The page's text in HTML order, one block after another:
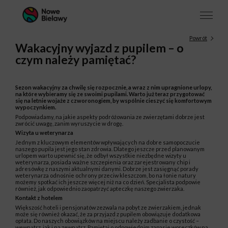
Powrót
Wakacyjny wyjazd z pupilem – o
czym należy pamiętać?
Sezon wakacyjny za chwilę się rozpocznie, a wraz z nim upragnione urlopy,
na które wybieramy się ze swoimi pupilami. Warto już teraz przygotować
się na letnie wojaże z czworonogiem, by wspólnie cieszyć się komfortowym
wypoczynkiem.
Podpowiadamy, na jakie aspekty podróżowania ze zwierzętami dobrze jest
zwrócić uwagę, zanim wyruszycie w drogę.
Wizyta u weterynarza
Jednym z kluczowym elementów wpływających na dobre samopoczucie
naszego pupila jest jego stan zdrowia. Dlatego jeszcze przed planowanym
urlopem warto upewnić się, że odbył wszystkie niezbędne wizyty u
weterynarza, posiada ważne szczepienia oraz zarejestrowany chip i
adresówkę z naszymi aktualnymi danymi. Dobrze jest zasięgnąć porady
weterynarza odnośnie ochrony przeciw kleszczom, bo na łonie natury
możemy spotkać ich jeszcze więcej niż na co dzień. Specjalista podpowie
również, jak odpowiednio zaopatrzyć apteczkę naszego zwierzaka.
Kontakt z hotelem
Większość hoteli i pensjonatów zezwala na pobyt ze zwierzakiem, jednak
może się również okazać, że za przyjazd z pupilem obowiązuje dodatkowa
opłata. Do naszych obowiązków na miejscu należy zadbanie o czystość –